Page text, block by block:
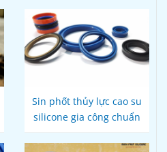
Sin phốt thủy lực cao su
silicone gia công chuẩn